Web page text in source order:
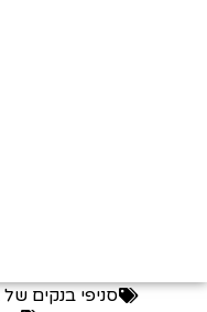
סניפי בנקים של